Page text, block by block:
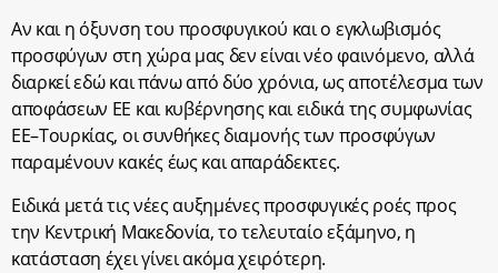
Αν και η όξυνση του προσφυγικού και ο εγκλωβισμός
προσφύγων στη χώρα μας δεν είναι νέο φαινόμενο, αλλά
διαρκεί εδώ και πάνω από δύο χρόνια, ως αποτέλεσμα των
αποφάσεων ΕΕ και κυβέρνησης και ειδικά της συμφωνίας
ΕΕ–Τουρκίας, οι συνθήκες διαμονής των προσφύγων
παραμένουν κακές έως και απαράδεκτες.
Ειδικά μετά τις νέες αυξημένες προσφυγικές ροές προς
την Κεντρική Μακεδονία, το τελευταίο εξάμηνο, η
κατάσταση έχει γίνει ακόμα χειρότερη.